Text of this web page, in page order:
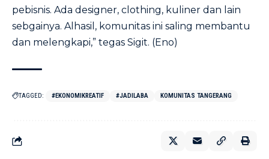
pebisnis. Ada designer, clothing, kuliner dan lain
sebgainya. Alhasil, komunitas ini saling membantu
dan melengkapi,” tegas Sigit. (Eno)
TAGGED: #EKONOMIKREATIF #JADILABA KOMUNITAS TANGERANG